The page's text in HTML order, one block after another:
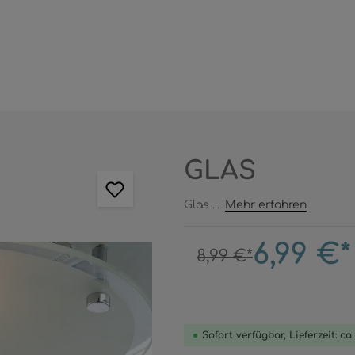
GLAS
Glas ... Mehr erfahren
8,99 €*6,99 €*
Sofort verfügbar, Lieferzeit: